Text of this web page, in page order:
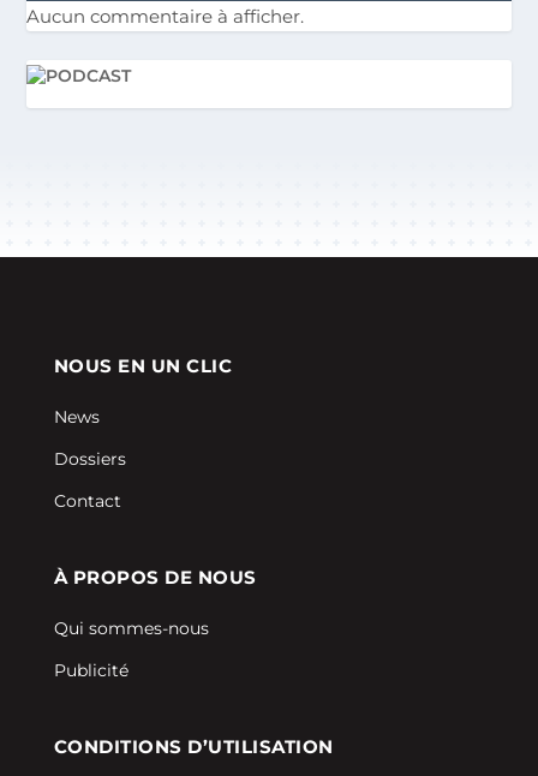
Aucun commentaire à afficher.
NOUS EN UN CLIC
News
Dossiers
Contact
À PROPOS DE NOUS
Qui sommes-nous
Publicité
CONDITIONS D’UTILISATION